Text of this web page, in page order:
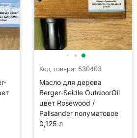
Код товара: 530403
Масло для дерева
Berger-Seidle OutdoorOil
цвет Rosewood /
Palisander полуматовое
0,125 л